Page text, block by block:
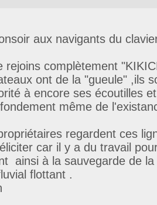
aux navigants du
rejoins complètement
ont de la "gueule" ,ils
à encore ses écoutilles
même de
regardent ces
car il y a du travail
ainsi à la sauvegarde de la
flottant .